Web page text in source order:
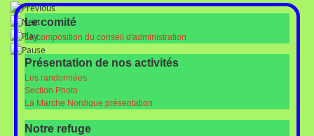
Le comité
La composition du conseil d'administration
Présentation de nos activités
Les randonnées
Section Photo
La Marche Nordique présentation
Notre refuge